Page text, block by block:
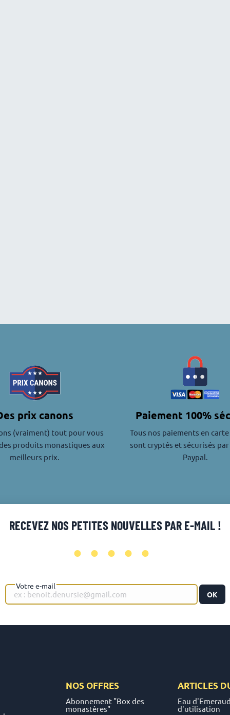
prix canons
(vraiment) tout pour vous
produits monastiques aux
meilleurs prix.
Paiement 100%
Tous nos paiements en
sont cryptés et sécurisés
Paypal.
RECEVEZ NOS PETITES NOUVELLES PAR E-MAIL !
•••••
Votre e-mail
OK
NOS OFFRES
Abonnement "Box des
monastères"
ARTICLES
Eau
d'utilisation